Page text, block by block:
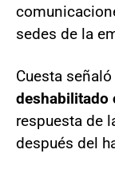
sedes de la
Cuesta
deshabilitado
respuesta de
después del